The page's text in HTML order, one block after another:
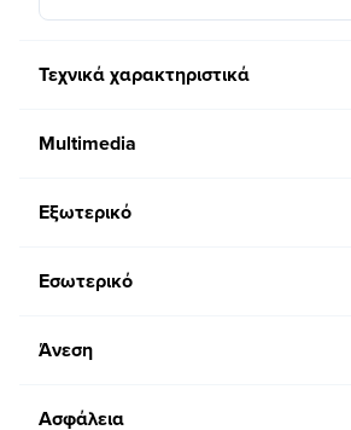
Τεχνικά χαρακτηριστικά
Multimedia
Εξωτερικό
Εσωτερικό
Άνεση
Ασφάλεια